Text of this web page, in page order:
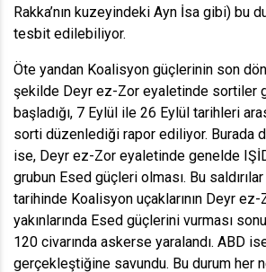
Rakka’nın kuzeyindeki Ayn İsa gibi) bu
tesbit edilebiliyor.
Öte yandan Koalisyon güçlerinin son
şekilde Deyr ez-Zor eyaletinde sortiler
başladığı, 7 Eylül ile 26 Eylül tarihleri
sorti düzenlediği rapor ediliyor. Burada
ise, Deyr ez-Zor eyaletinde genelde
grubun Esed güçleri olması. Bu
tarihinde Koalisyon uçaklarının Deyr ez-
yakınlarında Esed güçlerini vurması
120 civarında askerse yaralandı. ABD ise
gerçekleştiğine savundu. Bu durum her